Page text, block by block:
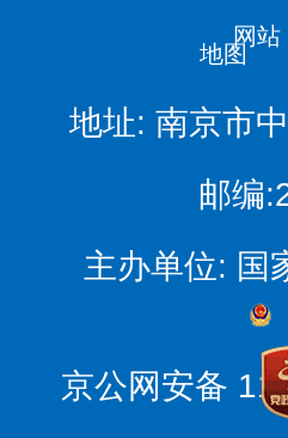
网站
地图
地址: 南京市
邮编
主办单位: 国
京公网安备